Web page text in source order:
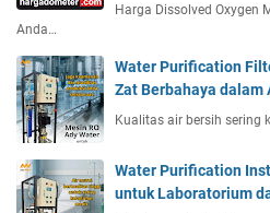
Harga Dissolved Oxygen
Anda…
Water Purification
Zat Berbahaya dalam
Kualitas air bersih sering
Water Purification
untuk Laboratorium